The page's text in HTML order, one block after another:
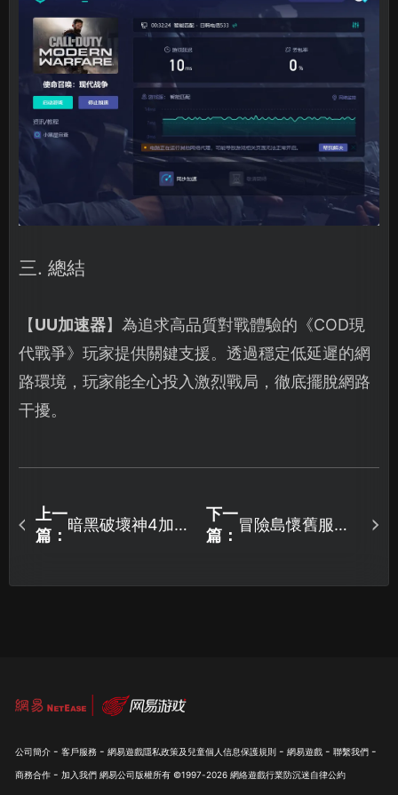
三. 總結
【UU加速器】為追求高品質對戰體驗的《COD現
代戰爭》玩家提供關鍵支援。透過穩定低延遲的網
路環境，玩家能全心投入激烈戰局，徹底擺脫網路
干擾。
上一
篇：
暗黑破壞神4加速
下一
篇：
冒險島懷舊服登
定！
公司簡介 - 客戶服務 - 網易遊戲隱私政策及兒童個人信息保護規則 - 網易遊戲 - 聯繫我們 -
商務合作 - 加入我們 網易公司版權所有 ©1997-2026 網絡遊戲行業防沉迷自律公約